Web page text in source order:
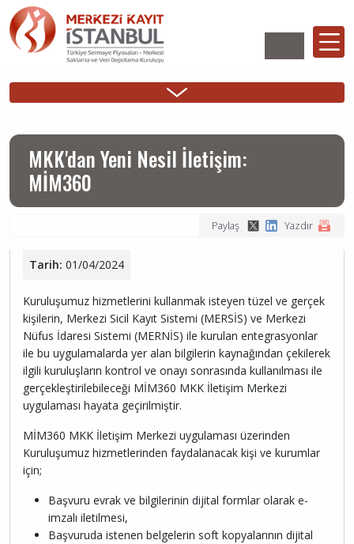
Ana
içeriğe
atla
ÜYELİK
İşlemleri
İHRAÇÇI
Girişi
YATIRIMCI
Girişi
Ana
gezinti
Sidebar
MKK'dan Yeni Nesil İletişim:
MİM360
Paylaş Yazdır
Tarih: 01/04/2024
Kuruluşumuz hizmetlerini kullanmak isteyen tüzel ve gerçek
kişilerin, Merkezi Sicil Kayıt Sistemi (MERSİS) ve Merkezi
Nüfus İdaresi Sistemi (MERNİS) ile kurulan entegrasyonlar
ile bu uygulamalarda yer alan bilgilerin kaynağından çekilerek
ilgili kuruluşların kontrol ve onayı sonrasında kullanılması ile
gerçekleştirilebileceği MİM360 MKK İletişim Merkezi
uygulaması hayata geçirilmiştir.
MİM360 MKK İletişim Merkezi uygulaması üzerinden
Kuruluşumuz hizmetlerinden faydalanacak kişi ve kurumlar
için;
Başvuru evrak ve bilgilerinin dijital formlar olarak e-
imzalı iletilmesi,
Başvuruda istenen belgelerin soft kopyalarının dijital